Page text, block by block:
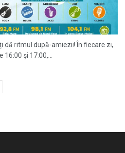
dă ritmul după-amiezii! În fiecare zi,
și 17:00,...